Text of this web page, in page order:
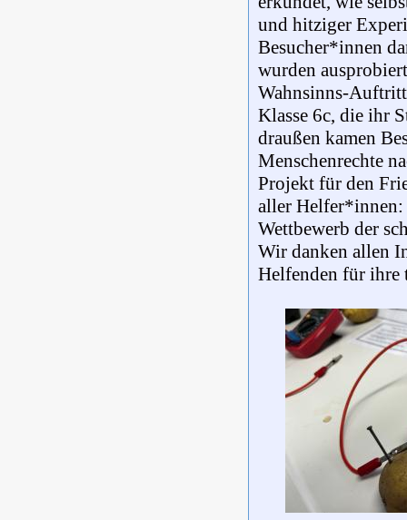
und hitziger
Besucher*innen
wurden
Wahnsinns-
Klasse 6c, die ihr
draußen kamen
Menschenrechte
Projekt für den
aller Helfer*innen:
Wettbewerb der
Wir danken allen
Helfenden für ihre